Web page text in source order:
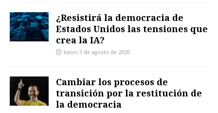
¿Resistirá la democracia de
Estados Unidos las tensiones que
crea la IA?
lunes 3 de agosto de 2026
Cambiar los procesos de
transición por la restitución de
la democracia